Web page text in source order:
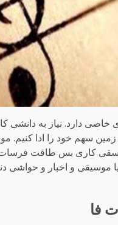
دارد. نیاز به دانشی
سهم خود را ادا کنیم.
کاری بس طاقت
و اخبار و حواشی
فا